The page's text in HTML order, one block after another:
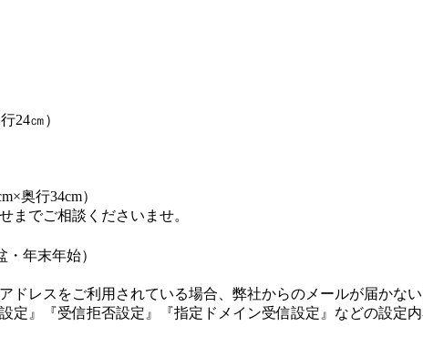
24㎝）
奥行34cm）
までご相談くださいませ。
年末年始）
ドレスをご利用されている場合、弊社からのメールが届かない
』『受信拒否設定』『指定ドメイン受信設定』などの設定